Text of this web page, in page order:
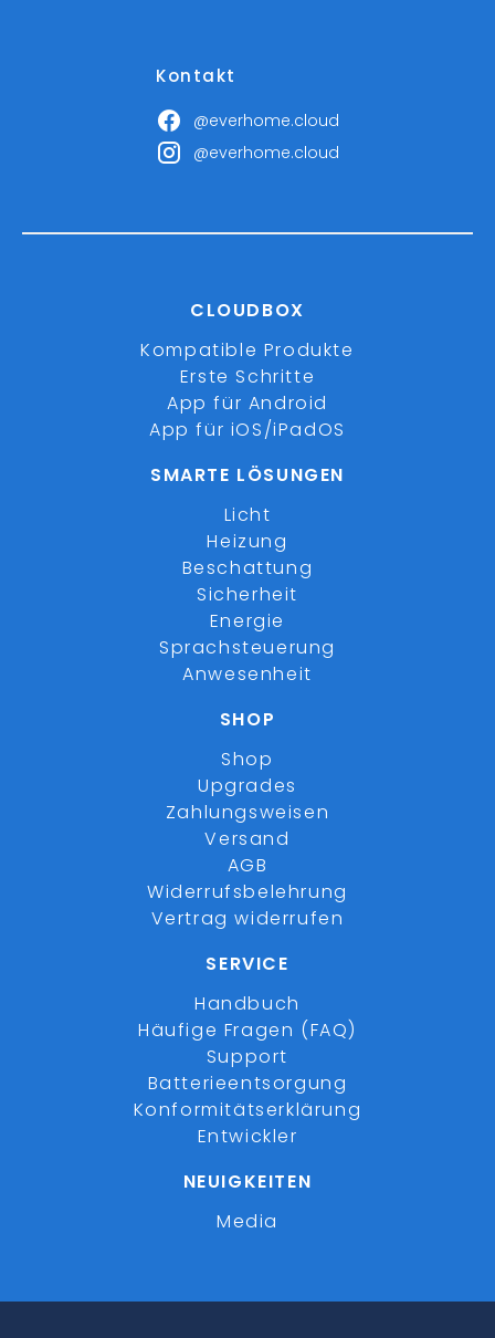
Kontakt
@everhome.cloud
@everhome.cloud
CLOUDBOX
Kompatible Produkte
Erste Schritte
App für Android
App für iOS/iPadOS
SMARTE LÖSUNGEN
Licht
Heizung
Beschattung
Sicherheit
Energie
Sprachsteuerung
Anwesenheit
SHOP
Shop
Upgrades
Zahlungsweisen
Versand
AGB
Widerrufsbelehrung
Vertrag widerrufen
SERVICE
Handbuch
Häufige Fragen (FAQ)
Support
Batterieentsorgung
Konformitätserklärung
Entwickler
NEUIGKEITEN
Media